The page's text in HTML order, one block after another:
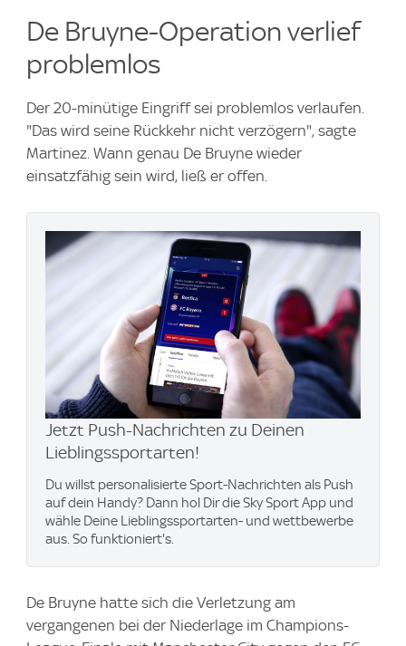
De Bruyne-Operation verlief
problemlos
Der 20-minütige Eingriff sei problemlos verlaufen.
"Das wird seine Rückkehr nicht verzögern", sagte
Martinez. Wann genau De Bruyne wieder
einsatzfähig sein wird, ließ er offen.
Jetzt Push-Nachrichten zu Deinen
Lieblingssportarten!
Du willst personalisierte Sport-Nachrichten als Push
auf dein Handy? Dann hol Dir die Sky Sport App und
wähle Deine Lieblingssportarten- und wettbewerbe
aus. So funktioniert's.
De Bruyne hatte sich die Verletzung am
vergangenen bei der Niederlage im Champions-